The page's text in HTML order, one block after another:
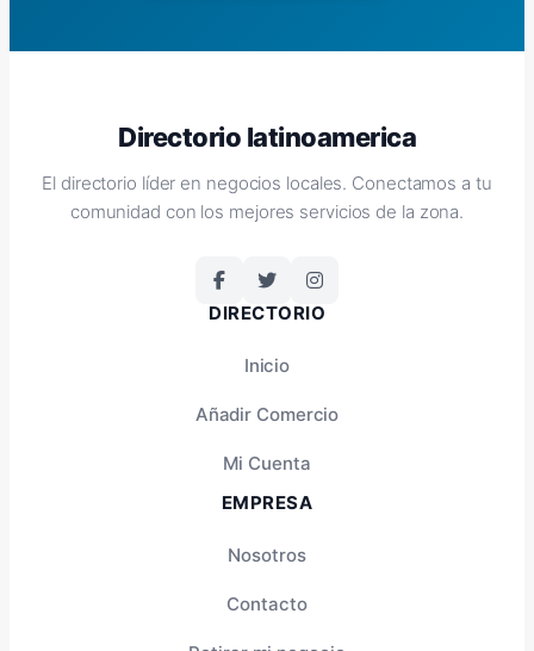
Directorio latinoamerica
El directorio líder en negocios locales. Conectamos a tu
comunidad con los mejores servicios de la zona.
DIRECTORIO
Inicio
Añadir Comercio
Mi Cuenta
EMPRESA
Nosotros
Contacto